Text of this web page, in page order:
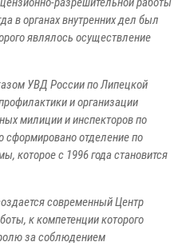
в органах внутренних дел был
являлось осуществление
УВД России по Липецкой
и организации
милиции и инспекторов по
отделение по
которое с 1996 года становится
современный Центр
к компетенции которого
за соблюдением